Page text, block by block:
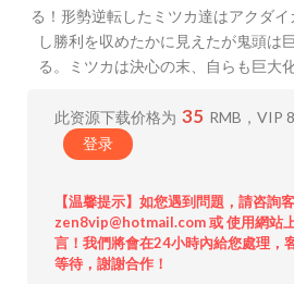
る！形勢逆転したミツカ達はアクダ
し勝利を収めたかに見えたが鬼頭は
る。ミツカは決心の末、自らも巨大
此资源下载价格为 35 RMB，VIP
登录
【温馨提示】如您遇到問題，請咨詢
zen8vip@hotmail.com 或 使用網站
言！我們將會在24小時內給您處理，
等待，謝謝合作！